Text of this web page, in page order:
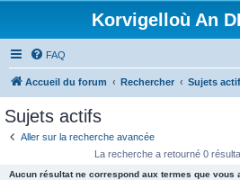
Korvigelloù An
FAQ
Accueil du forum Rechercher Sujets
Sujets actifs
Aller sur la recherche avancée
La recherche a retourné 0
Aucun résultat ne correspond aux termes que vous